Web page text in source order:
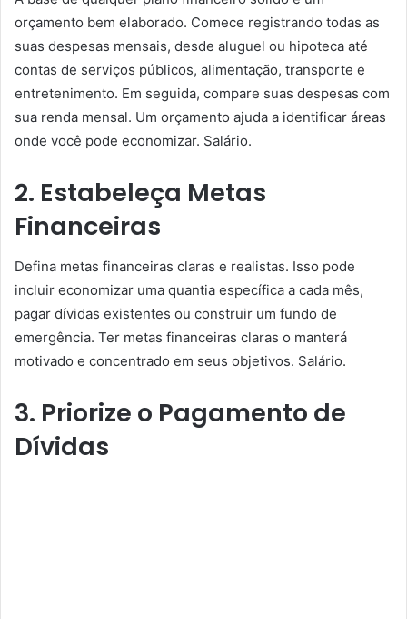
orçamento bem elaborado. Comece registrando todas as
suas despesas mensais, desde aluguel ou hipoteca até
contas de serviços públicos, alimentação, transporte e
entretenimento. Em seguida, compare suas despesas com
sua renda mensal. Um orçamento ajuda a identificar áreas
onde você pode economizar. Salário.
2. Estabeleça Metas
Financeiras
Defina metas financeiras claras e realistas. Isso pode
incluir economizar uma quantia específica a cada mês,
pagar dívidas existentes ou construir um fundo de
emergência. Ter metas financeiras claras o manterá
motivado e concentrado em seus objetivos. Salário.
3. Priorize o Pagamento de
Dívidas